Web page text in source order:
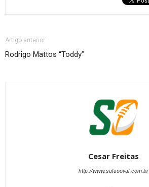
Artigo anterior
Rodrigo Mattos “Toddy”
Cesar Freitas
http://www.salaooval.com.br